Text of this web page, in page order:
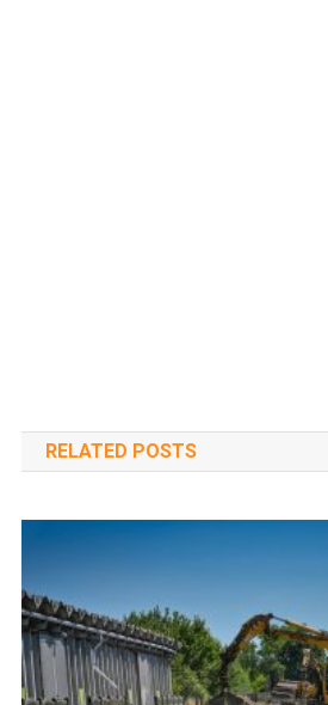
RELATED POSTS